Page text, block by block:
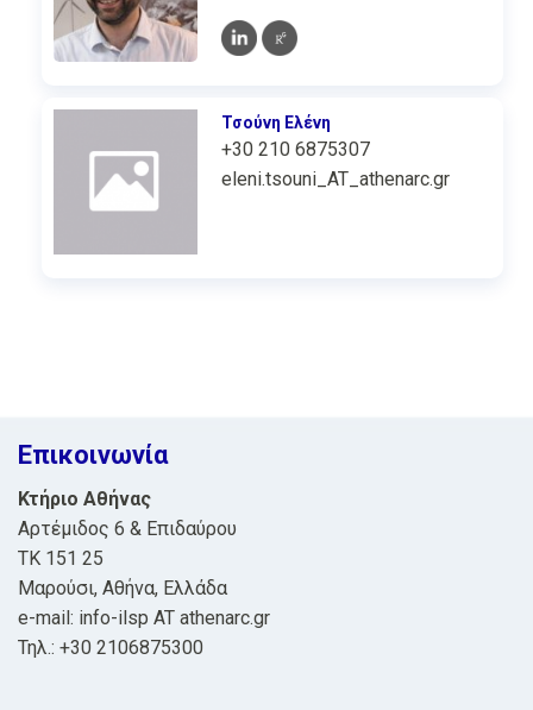
Τσούνη Ελένη
+30 210 6875307
eleni.tsouni_AT_athenarc.gr
Επικοινωνία
Κτήριο Αθήνας
Αρτέμιδος 6 & Επιδαύρου
ΤΚ 151 25
Μαρούσι, Αθήνα, Ελλάδα
e-mail: info-ilsp AT athenarc.gr
Τηλ.: +30 2106875300